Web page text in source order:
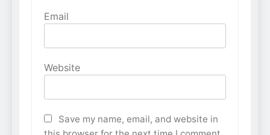
Email
Website
Save my name, email, and website in